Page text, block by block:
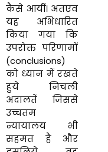
कैसे आयीं। अतएव
यह अभिधारित
किया गया कि
उपरोक्त परिणामों
(conclusions)
को ध्यान में रखते
हुये निचली
अदालतें जिससे
उच्चतम
न्यायालय भी
सहमत है और